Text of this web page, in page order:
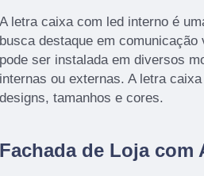
A letra caixa com led interno é
busca destaque em
pode ser instalada em diversos
internas ou externas. A letra
designs, tamanhos e cores.
Fachada de Loja com